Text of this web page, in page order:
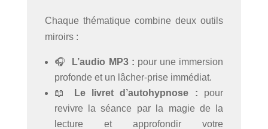
Chaque thématique combine deux outils
miroirs :
🎧 L’audio MP3 : pour une immersion
profonde et un lâcher-prise immédiat.
📖
Le livret d’autohypnose : pour
revivre la séance par la magie de la
lecture et approfondir votre